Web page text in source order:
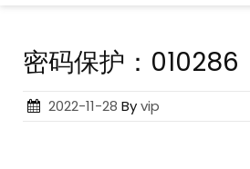
密码保护：010286
Posted
2022-11-28 Byvip